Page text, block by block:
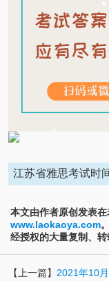
江苏省雅思考试时
本文由作者原创发表
www.laokaoya.com
经授权的大量复制、转
【上一篇】 2021年10